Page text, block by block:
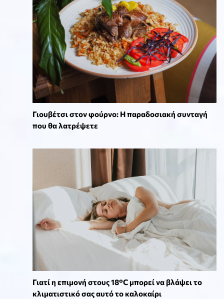
Γιουβέτσι στον φούρνο: Η παραδοσιακή συνταγή
που θα λατρέψετε
Γιατί η επιμονή στους 18°C μπορεί να βλάψει το
κλιματιστικό σας αυτό το καλοκαίρι